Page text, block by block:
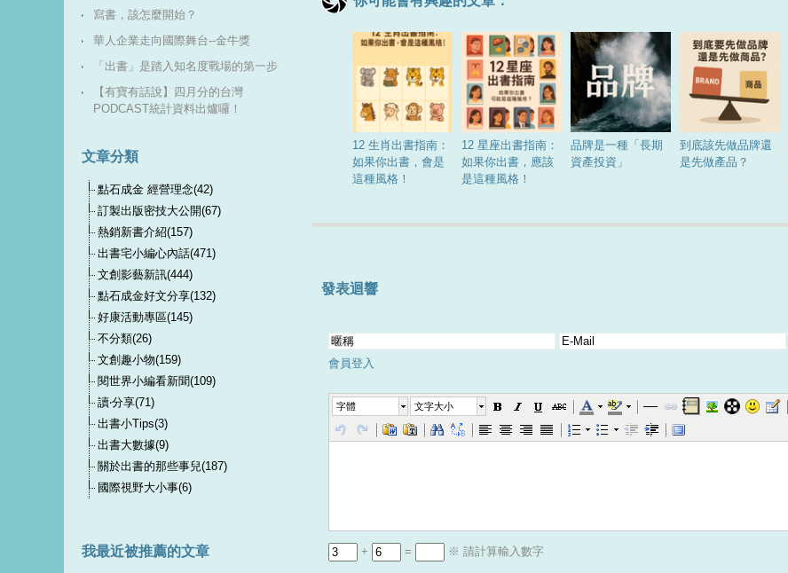
12 生肖出書指南：
如果你出書，會是
這種風格！
12 星座出書指南：
如果你出書，應該
是這種風格！
品牌是一種「長期
資產投資」
到底該先做品牌還
是先做產品？
發表迴響
會員登入
字體 文字大小
+ = ※ 請計算輸入數字
寫書，該怎麼開始？
華人企業走向國際舞台--金牛獎
「出書」是踏入知名度戰場的第一步
【有寶有話說】四月分的台灣
PODCAST統計資料出爐囉！
文章分類
點石成金 經營理念(42)
訂製出版密技大公開(67)
熱銷新書介紹(157)
出書宅小編心內話(471)
文創影藝新訊(444)
點石成金好文分享(132)
好康活動專區(145)
不分類(26)
文創趣小物(159)
閱世界小編看新聞(109)
讀‧分享(71)
出書小Tips(3)
出書大數據(9)
關於出書的那些事兒(187)
國際視野大小事(6)
我最近被推薦的文章